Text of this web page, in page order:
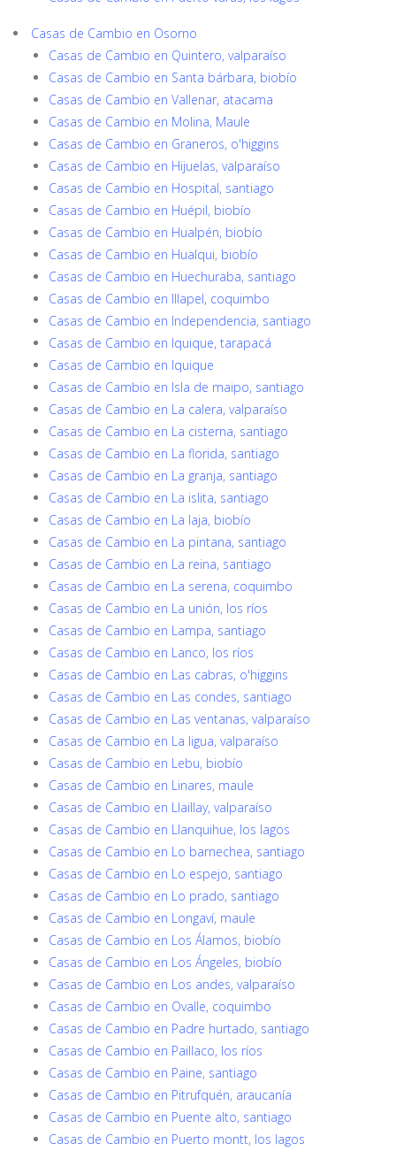
Casas de Cambio en Osorno
Casas de Cambio en Quintero, valparaíso
Casas de Cambio en Santa bárbara, biobío
Casas de Cambio en Vallenar, atacama
Casas de Cambio en Molina, Maule
Casas de Cambio en Graneros, o'higgins
Casas de Cambio en Hijuelas, valparaíso
Casas de Cambio en Hospital, santiago
Casas de Cambio en Huépil, biobío
Casas de Cambio en Hualpén, biobío
Casas de Cambio en Hualqui, biobío
Casas de Cambio en Huechuraba, santiago
Casas de Cambio en Illapel, coquimbo
Casas de Cambio en Independencia, santiago
Casas de Cambio en Iquique, tarapacá
Casas de Cambio en Iquique
Casas de Cambio en Isla de maipo, santiago
Casas de Cambio en La calera, valparaíso
Casas de Cambio en La cisterna, santiago
Casas de Cambio en La florida, santiago
Casas de Cambio en La granja, santiago
Casas de Cambio en La islita, santiago
Casas de Cambio en La laja, biobío
Casas de Cambio en La pintana, santiago
Casas de Cambio en La reina, santiago
Casas de Cambio en La serena, coquimbo
Casas de Cambio en La unión, los ríos
Casas de Cambio en Lampa, santiago
Casas de Cambio en Lanco, los ríos
Casas de Cambio en Las cabras, o'higgins
Casas de Cambio en Las condes, santiago
Casas de Cambio en Las ventanas, valparaíso
Casas de Cambio en La ligua, valparaíso
Casas de Cambio en Lebu, biobío
Casas de Cambio en Linares, maule
Casas de Cambio en Llaillay, valparaíso
Casas de Cambio en Llanquihue, los lagos
Casas de Cambio en Lo barnechea, santiago
Casas de Cambio en Lo espejo, santiago
Casas de Cambio en Lo prado, santiago
Casas de Cambio en Longaví, maule
Casas de Cambio en Los Álamos, biobío
Casas de Cambio en Los Ángeles, biobío
Casas de Cambio en Los andes, valparaíso
Casas de Cambio en Ovalle, coquimbo
Casas de Cambio en Padre hurtado, santiago
Casas de Cambio en Paillaco, los ríos
Casas de Cambio en Paine, santiago
Casas de Cambio en Pitrufquén, araucanía
Casas de Cambio en Puente alto, santiago
Casas de Cambio en Puerto montt, los lagos